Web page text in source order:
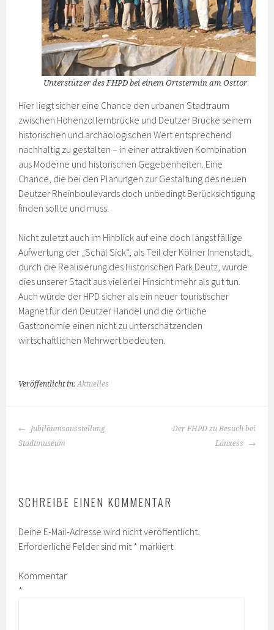
Unterstützer des FHPD bei einem Ortstermin am Osttor
Hier liegt sicher eine Chance den urbanen Stadtraum
zwischen Hohenzollernbrücke und Deutzer Brücke seinem
historischen und archäologischen Wert entsprechend
nachhaltig zu gestalten – in einer attraktiven Kombination
aus Moderne und historischen Gegebenheiten. Eine
Chance, die bei den Planungen zur Gestaltung des neuen
Deutzer Rheinboulevards doch unbedingt Berücksichtigung
finden sollte und muss.
Nicht zuletzt auch im Hinblick auf eine doch längst fällige
Aufwertung der „Schäl Sick“, als Teil der Kölner Innenstadt,
durch die Realisierung des Historischen Park Deutz, würde
dies unserer Stadt aus vielerlei Hinsicht mehr als gut tun.
Auch würde der HPD sicher als ein neuer touristischer
Magnet für den Deutzer Handel und die örtliche
Gastronomie einen nicht zu unterschätzenden
wirtschaftlichen Mehrwert bedeuten.
Veröffentlicht in:Aktuelles
BEITRAGS-
NAVIGATION
Jubiläumsausstellung
Stadtmuseum
Der FHPD zu Besuch bei
Lanxess
SCHREIBE EINEN KOMMENTAR
Deine E-Mail-Adresse wird nicht veröffentlicht.
Erforderliche Felder sind mit * markiert
Kommentar
*